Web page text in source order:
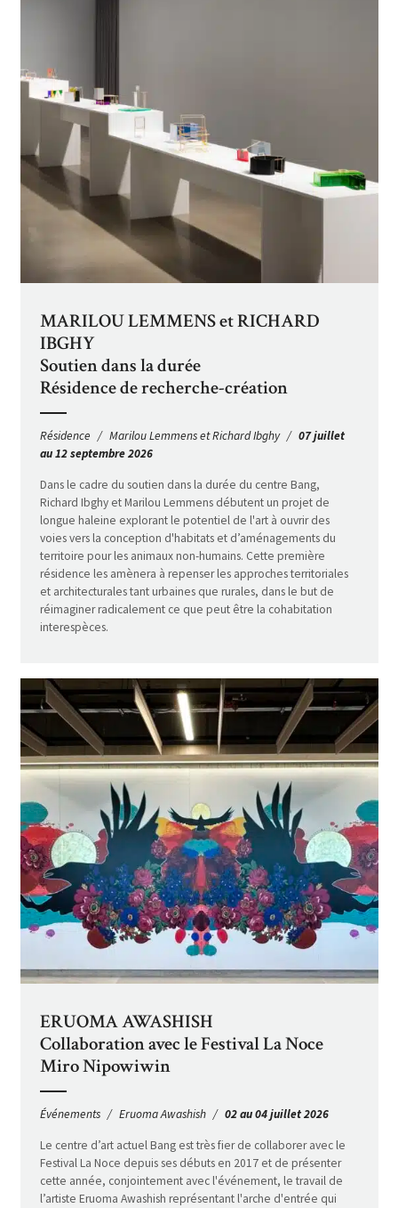
MARILOU LEMMENS et RICHARD
IBGHY
Soutien dans la durée
Résidence de recherche-création
Résidence Marilou Lemmens et Richard Ibghy
07 juillet
au 12 septembre 2026
Dans le cadre du soutien dans la durée du centre Bang,
Richard Ibghy et Marilou Lemmens débutent un projet de
longue haleine explorant le potentiel de l'art à ouvrir des
voies vers la conception d'habitats et d’aménagements du
territoire pour les animaux non-humains. Cette première
résidence les amènera à repenser les approches territoriales
et architecturales tant urbaines que rurales, dans le but de
réimaginer radicalement ce que peut être la cohabitation
interespèces.
ERUOMA AWASHISH
Collaboration avec le Festival La Noce
Miro Nipowiwin
Événements Eruoma Awashish 02 au 04 juillet 2026
Le centre d’art actuel Bang est très fier de collaborer avec le
Festival La Noce depuis ses débuts en 2017 et de présenter
cette année, conjointement avec l'événement, le travail de
l’artiste Eruoma Awashish représentant l'arche d'entrée qui